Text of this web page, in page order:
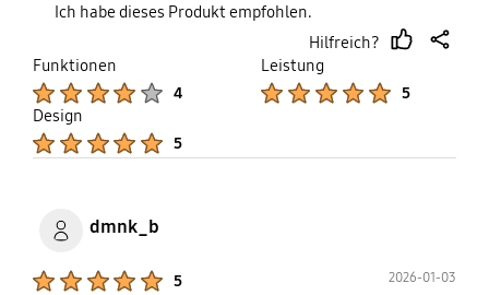
Ich habe dieses Produkt empfohlen.
Hilfreich?
up
Funktionen
4
Leistung
5
Design
5
dmnk_b
5 2026-01-03